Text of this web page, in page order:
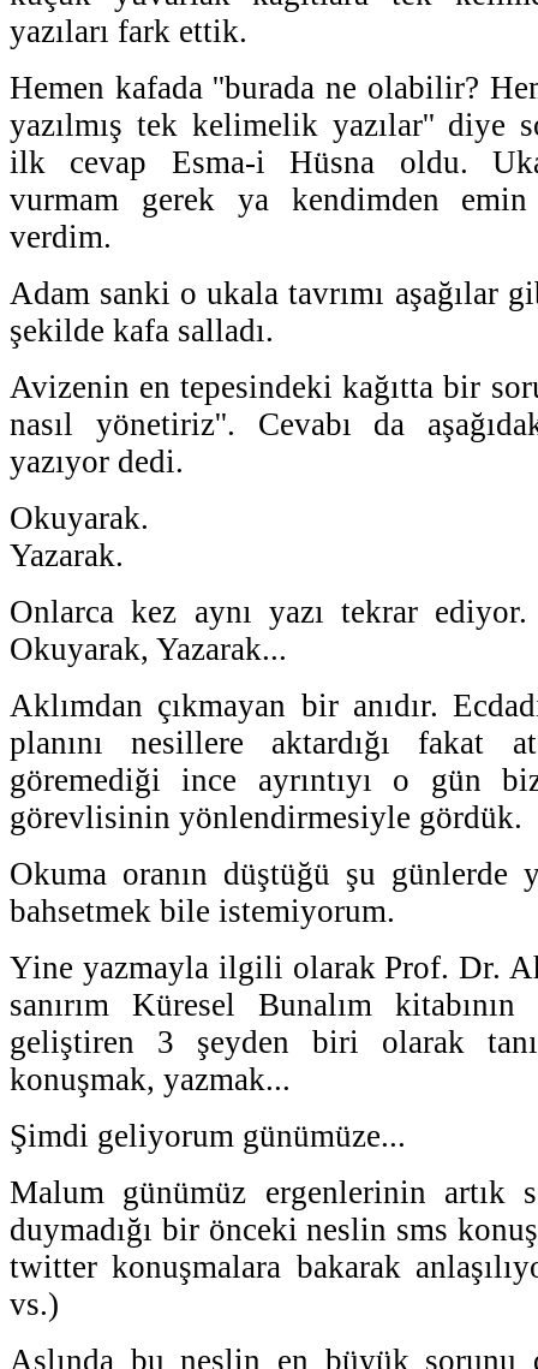
yazıları fark ettik.
Hemen kafada ''burada ne olabilir?
yazılmış tek kelimelik yazılar'' diye
ilk cevap Esma-i Hüsna oldu.
vurmam gerek ya kendimden
verdim.
Adam sanki o ukala tavrımı aşağılar
şekilde kafa salladı.
Avizenin en tepesindeki kağıtta bir
nasıl yönetiriz''. Cevabı da
yazıyor dedi.
Okuyarak.
Yazarak.
Onlarca kez aynı yazı tekrar
Okuyarak, Yazarak...
Aklımdan çıkmayan bir anıdır.
planını nesillere aktardığı fakat
göremediği ince ayrıntıyı o gün
görevlisinin yönlendirmesiyle gördük.
Okuma oranın düştüğü şu günlerde
bahsetmek bile istemiyorum.
Yine yazmayla ilgili olarak Prof. Dr.
sanırım Küresel Bunalım
geliştiren 3 şeyden biri olarak
konuşmak, yazmak...
Şimdi geliyorum günümüze...
Malum günümüz ergenlerinin artık
duymadığı bir önceki neslin sms
twitter konuşmalara bakarak
vs.)
Aslında bu neslin en büyük